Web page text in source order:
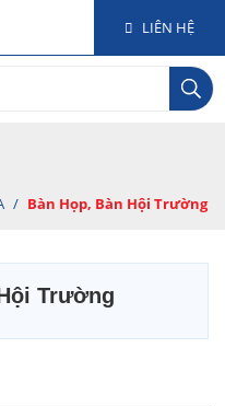
LIÊN HỆ
/ Bàn Họp, Bàn Hội Trường
Trường